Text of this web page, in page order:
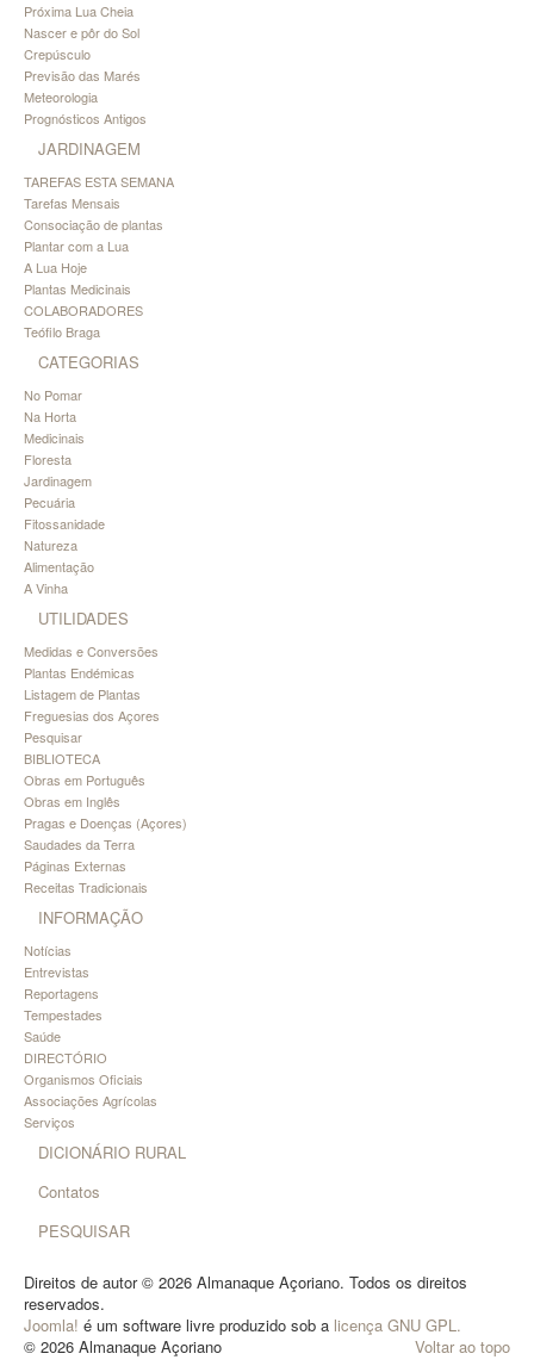
Próxima Lua Cheia
Nascer e pôr do Sol
Crepúsculo
Previsão das Marés
Meteorologia
Prognósticos Antigos
JARDINAGEM
TAREFAS ESTA SEMANA
Tarefas Mensais
Consociação de plantas
Plantar com a Lua
A Lua Hoje
Plantas Medicinais
COLABORADORES
Teófilo Braga
CATEGORIAS
No Pomar
Na Horta
Medicinais
Floresta
Jardinagem
Pecuária
Fitossanidade
Natureza
Alimentação
A Vinha
UTILIDADES
Medidas e Conversões
Plantas Endémicas
Listagem de Plantas
Freguesias dos Açores
Pesquisar
BIBLIOTECA
Obras em Português
Obras em Inglês
Pragas e Doenças (Açores)
Saudades da Terra
Páginas Externas
Receitas Tradicionais
INFORMAÇÃO
Notícias
Entrevistas
Reportagens
Tempestades
Saúde
DIRECTÓRIO
Organismos Oficiais
Associações Agrícolas
Serviços
DICIONÁRIO RURAL
Contatos
PESQUISAR
Direitos de autor © 2026 Almanaque Açoriano. Todos os direitos
reservados.
Joomla! é um software livre produzido sob a licença GNU GPL.
Voltar ao topo
© 2026 Almanaque Açoriano